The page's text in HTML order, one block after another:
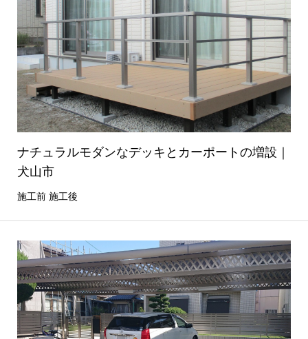
ナチュラルモダンなデッキとカーポートの増設｜
犬山市
施工前 施工後